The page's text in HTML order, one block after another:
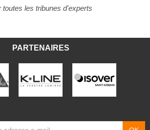
toutes les tribunes d'experts
PARTENAIRES